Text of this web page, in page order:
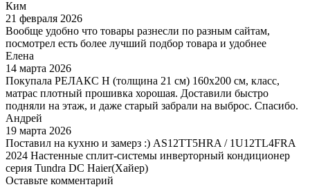
Ким
21 февраля 2026
Вообще удобно что товары разнесли по разным сайтам,
посмотрел есть более лучший подбор товара и удобнее
Елена
14 марта 2026
Покупала РЕЛАКС Н (толщина 21 см) 160х200 см, класс,
матрас плотный прошивка хорошая. Доставили быстро
подняли на этаж, и даже старый забрали на выброс. Спасибо.
Андрей
19 марта 2026
Поставил на кухню и замерз :) AS12TT5HRA / 1U12TL4FRA
2024 Настенные сплит-системы инверторный кондиционер
серия Tundra DC Haier(Хайер)
Оставьте комментарий